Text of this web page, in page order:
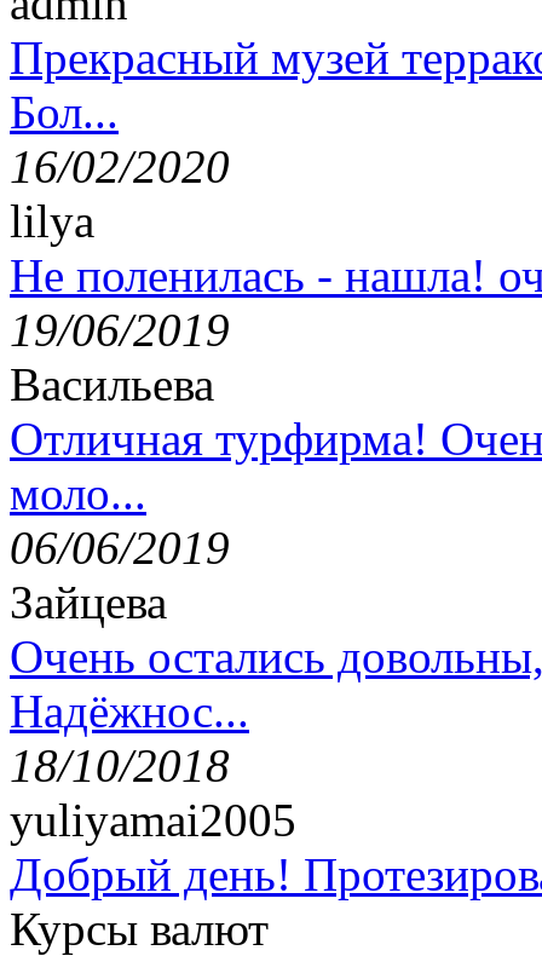
Прекрасный музей
Бол...
16/02/2020
lilya
Не поленилась - нашла!
19/06/2019
Васильева
Отличная турфирма!
моло...
06/06/2019
Зайцева
Очень остались
Надёжнос...
18/10/2018
yuliyamai2005
Добрый день!
Курсы валют